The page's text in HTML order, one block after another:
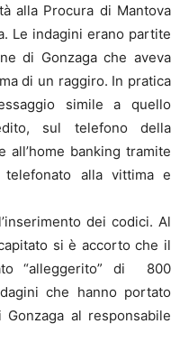
alla Procura di Mantova
Le indagini erano partite
di Gonzaga che aveva
di un raggiro. In pratica
simile a quello
sul telefono della
all’home banking tramite
alla vittima e
dei codici. Al
si è accorto che il
“alleggerito” di 800
che hanno portato
al responsabile